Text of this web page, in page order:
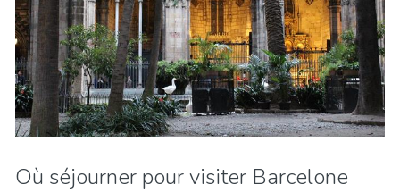
Où séjourner pour visiter Barcelone